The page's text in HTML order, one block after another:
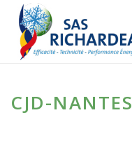
CJD-NANTES